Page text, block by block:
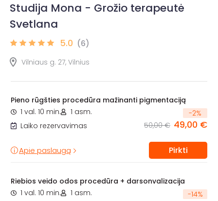
Studija Mona - Grožio terapeutė
Svetlana
5.0 (6)
Vilniaus g. 27, Vilnius
Pieno rūgšties procedūra mažinanti pigmentaciją
1 val. 10 min.
1 asm.
Laiko rezervavimas
-2%
50,00 € 49,00 €
Apie paslaugą Pirkti
Riebios veido odos procedūra + darsonvalizacija
1 val. 10 min.
1 asm. -14%